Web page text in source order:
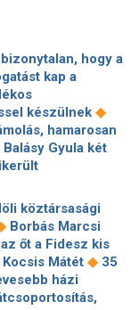
hogy a
kap a
készülnek ◆
hamarosan
Gyula két
a
◆
turizmus:
a plasztikai
◆ 72 óra
35 perces tanórák
köztársasági
Borbás Marcsi
őt a Fidesz kis
Mátét ◆ 35
házi